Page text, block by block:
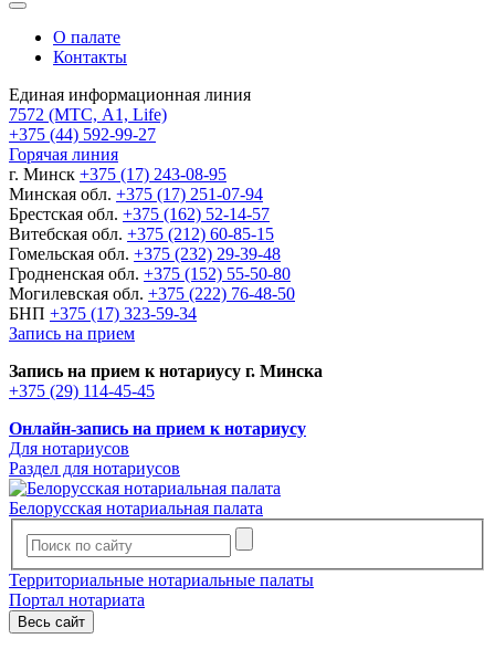
О палате
Контакты
Единая информационная линия
7572 (МТС, A1, Life)
+375 (44) 592-99-27
Горячая линия
г. Минск +375 (17) 243-08-95
Минская обл. +375 (17) 251-07-94
Брестская обл. +375 (162) 52-14-57
Витебская обл. +375 (212) 60-85-15
Гомельская обл. +375 (232) 29-39-48
Гродненская обл. +375 (152) 55-50-80
Могилевская обл. +375 (222) 76-48-50
БНП +375 (17) 323-59-34
Запись на прием
Запись на прием к нотариусу г. Минска
+375 (29) 114-45-45
Онлайн-запись на прием к нотариусу
Для нотариусов
Раздел для нотариусов
Белорусская нотариальная палата
Территориальные нотариальные палаты
Портал нотариата
Весь сайт